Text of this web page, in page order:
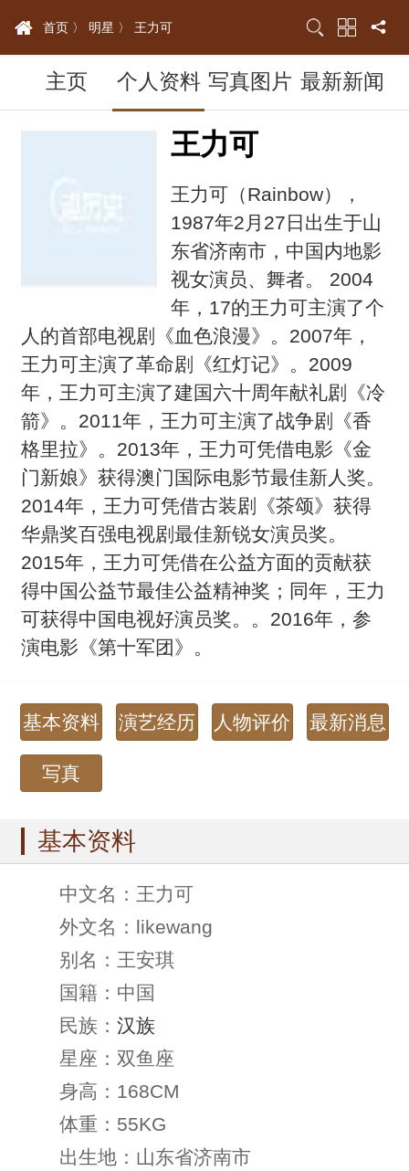
首页 〉 明星 〉 王力可
主页 个人资料 写真图片 最新新闻
王力可
王力可（Rainbow），
1987年2月27日出生于山
东省济南市，中国内地影
视女演员、舞者。 2004
年，17的王力可主演了个
人的首部电视剧《血色浪漫》。2007年，
王力可主演了革命剧《红灯记》。2009
年，王力可主演了建国六十周年献礼剧《冷
箭》。2011年，王力可主演了战争剧《香
格里拉》。2013年，王力可凭借电影《金
门新娘》获得澳门国际电影节最佳新人奖。
2014年，王力可凭借古装剧《茶颂》获得
华鼎奖百强电视剧最佳新锐女演员奖。
2015年，王力可凭借在公益方面的贡献获
得中国公益节最佳公益精神奖；同年，王力
可获得中国电视好演员奖。。2016年，参
演电影《第十军团》。
基本资料 演艺经历 人物评价 最新消息
写真
基本资料
中文名：王力可
外文名：likewang
别名：王安琪
国籍：中国
民族： 汉族
星座：双鱼座
身高：168CM
体重：55KG
出生地：山东省济南市